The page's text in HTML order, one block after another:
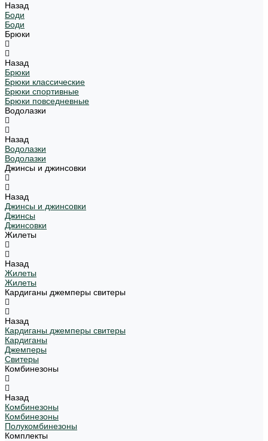
Назад
Боди
Боди
Брюки
Назад
Брюки
Брюки классические
Брюки спортивные
Брюки повседневные
Водолазки
Назад
Водолазки
Водолазки
Джинсы и джинсовки
Назад
Джинсы и джинсовки
Джинсы
Джинсовки
Жилеты
Назад
Жилеты
Жилеты
Кардиганы джемперы свитеры
Назад
Кардиганы джемперы свитеры
Кардиганы
Джемперы
Свитеры
Комбинезоны
Назад
Комбинезоны
Комбинезоны
Полукомбинезоны
Комплекты